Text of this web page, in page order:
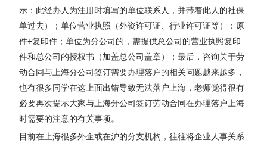
示：此经办人为注册时填写的单位联系人，并带着此人的社保
单过去）；单位营业执照（外资许可证、行业许可证等）：原
件+复印件；单位为分公司的，需提供总公司的营业执照复印
件和总公司的授权书（加盖总公司盖章）；最后，咨询关于劳
动合同与上海分公司签订需要办理落户的相关问题越来越多，
也有很多同学在这上面出错导致无法落户上海，老师觉得很有
必要再次提示大家与上海分公司签订劳动合同在办理落户上海
时需要的注意的有关事项。
目前在上海很多外企或在沪的分支机构，往往将企业人事关系